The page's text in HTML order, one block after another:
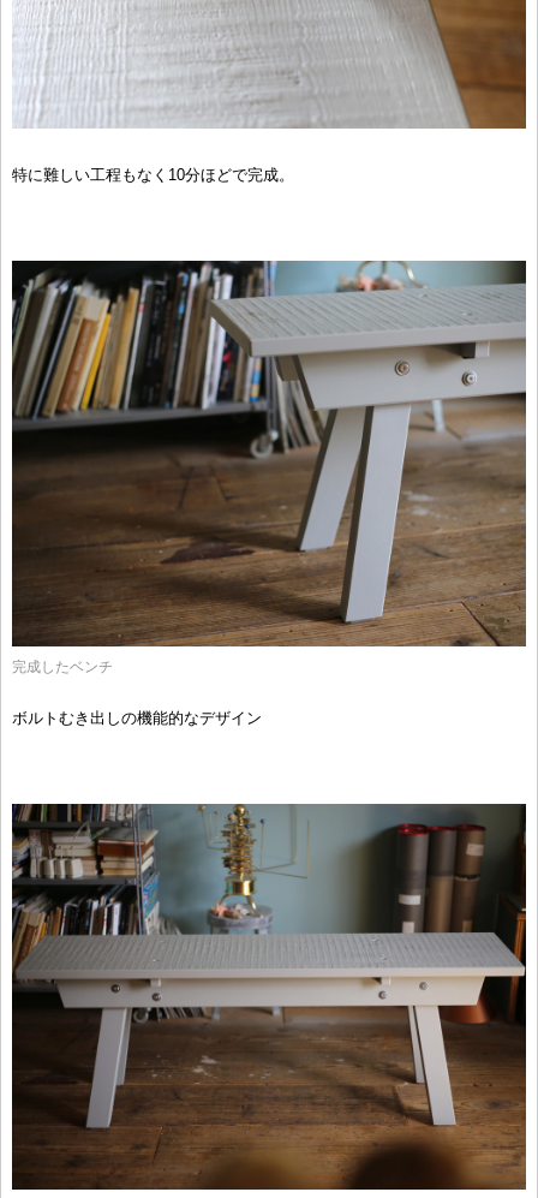
特に難しい工程もなく10分ほどで完成。
完成したベンチ
ボルトむき出しの機能的なデザイン